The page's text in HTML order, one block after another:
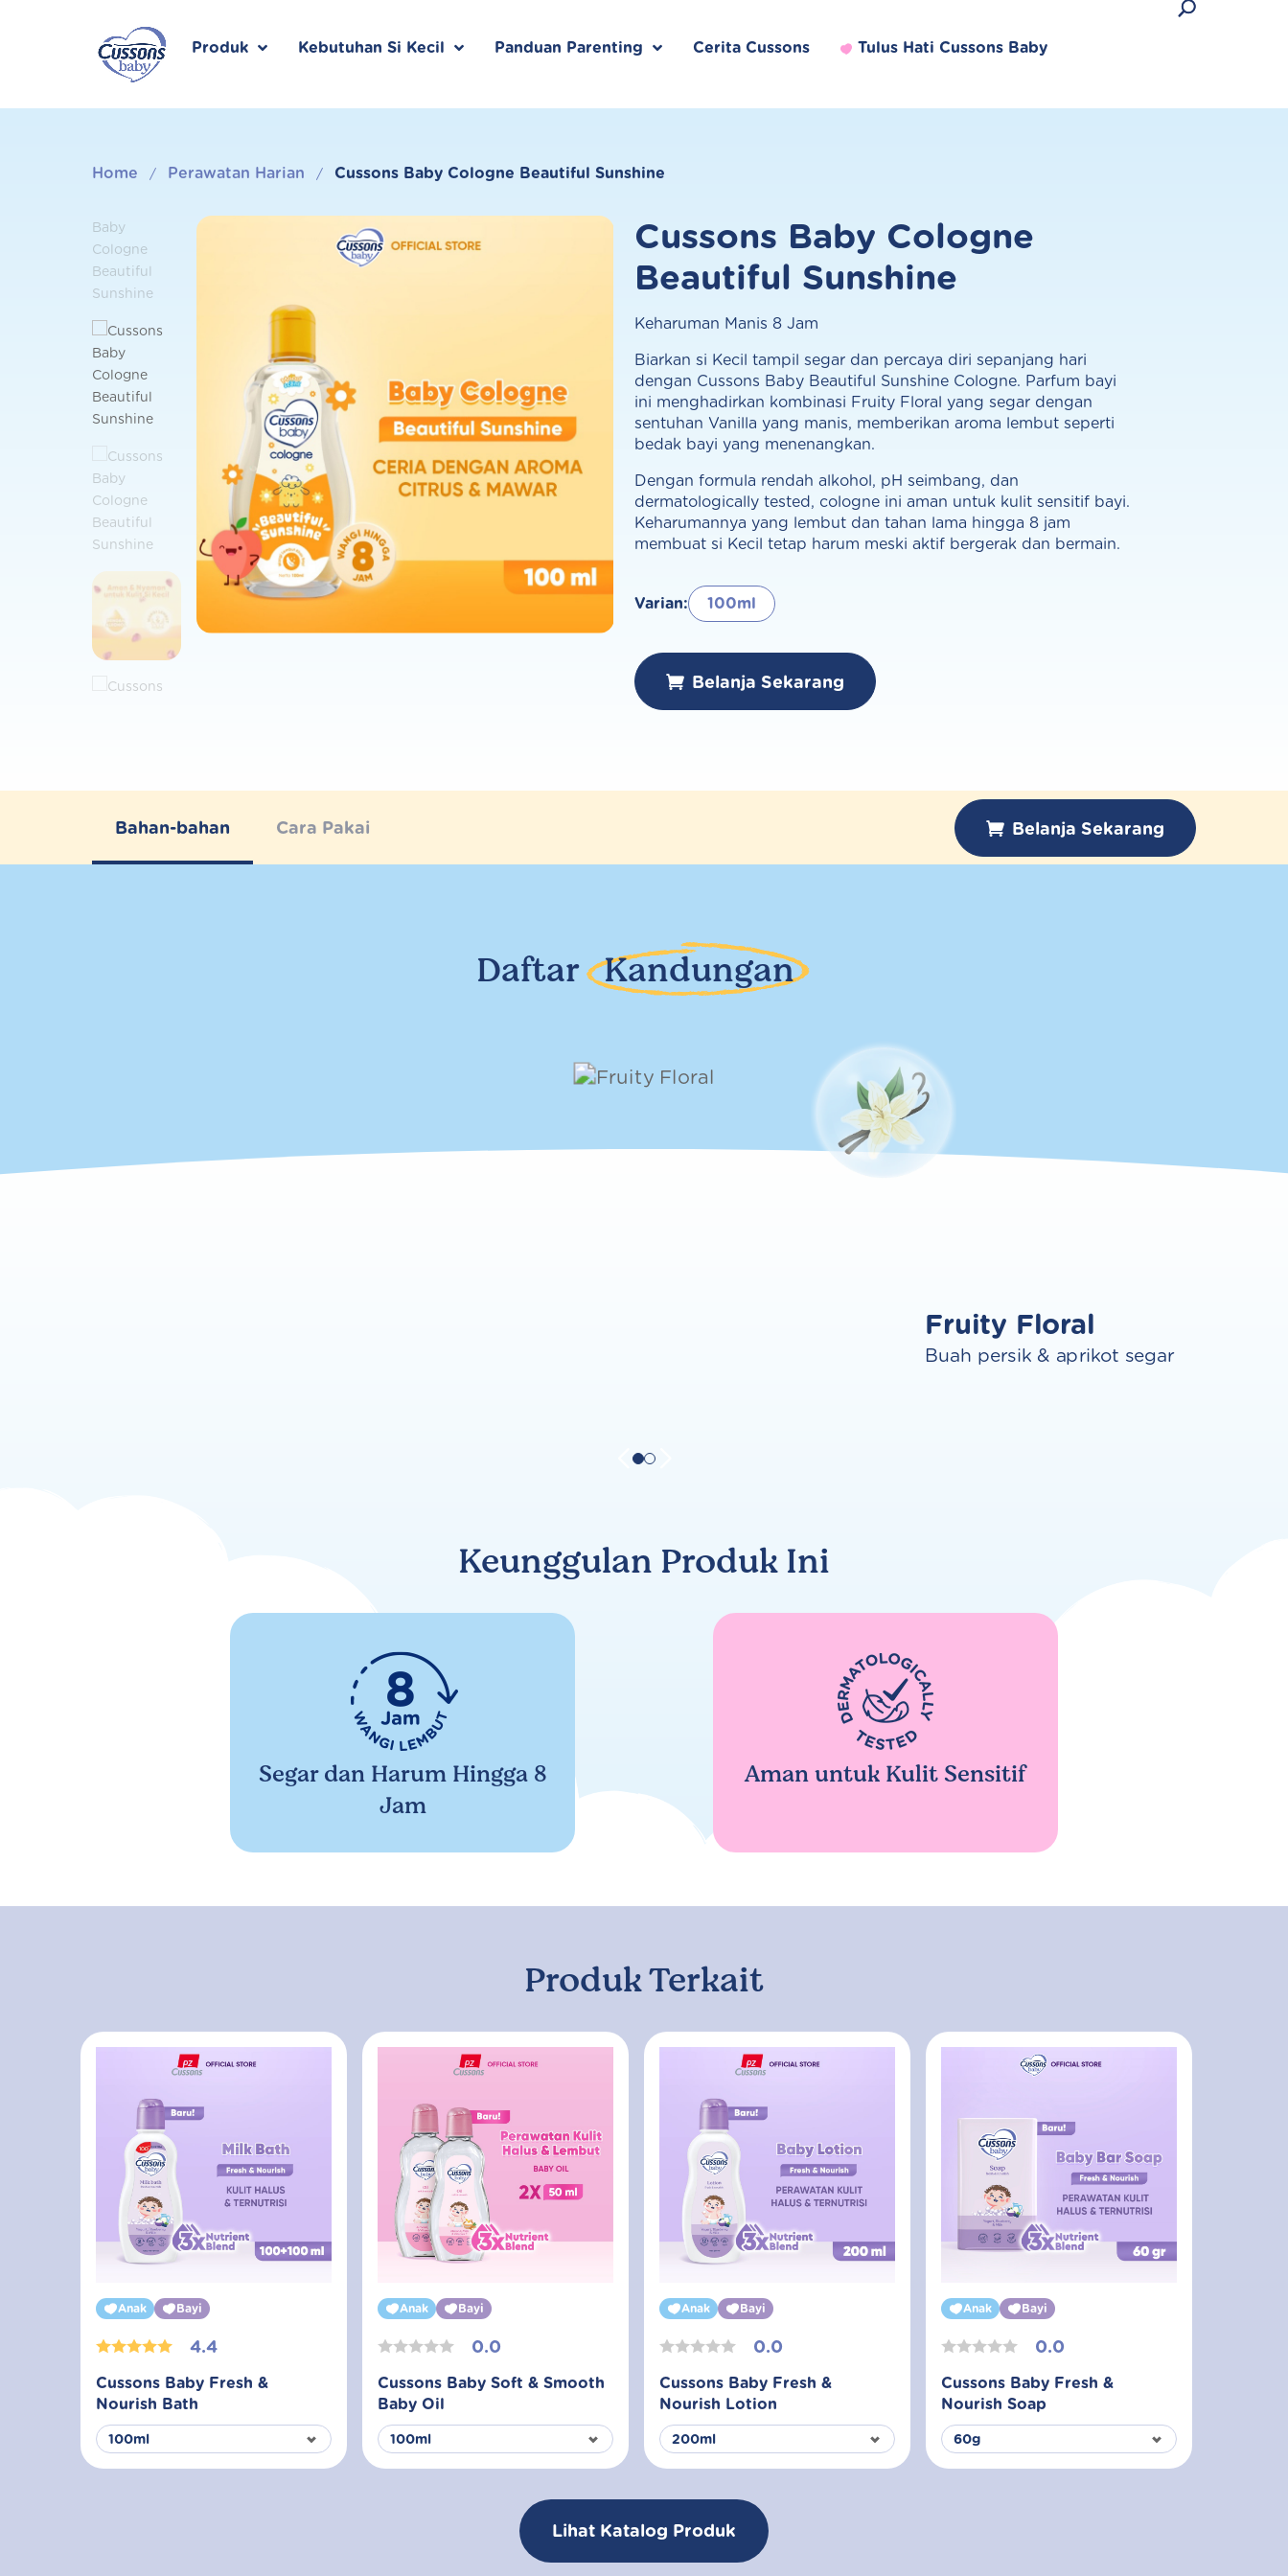
Produk
Produk Terlaris
Kebutuhan Si Kecil Panduan Parenting Cerita Cussons Tulus Hati Cussons Baby
Home / Perawatan Harian / Cussons Baby Cologne Beautiful Sunshine
Cussons Baby Cologne
Beautiful Sunshine
Keharuman Manis 8 Jam
Biarkan si Kecil tampil segar dan percaya diri sepanjang hari
dengan Cussons Baby Beautiful Sunshine Cologne. Parfum bayi
ini menghadirkan kombinasi Fruity Floral yang segar dengan
sentuhan Vanilla yang manis, memberikan aroma lembut seperti
bedak bayi yang menenangkan.
Dengan formula rendah alkohol, pH seimbang, dan
dermatologically tested, cologne ini aman untuk kulit sensitif bayi.
Keharumannya yang lembut dan tahan lama hingga 8 jam
membuat si Kecil tetap harum meski aktif bergerak dan bermain.
Varian: 100ml
Belanja Sekarang
Bahan-bahan Cara Pakai Belanja Sekarang
Daftar Kandungan
Fruity Floral
Buah persik & aprikot segar
Keunggulan Produk Ini
Segar dan Harum Hingga 8
Jam
Aman untuk Kulit Sensitif
Produk Terkait
Anak Bayi
4.4
Cussons Baby Fresh &
Nourish Bath
Anak Bayi
0.0
Cussons Baby Soft & Smooth
Baby Oil
Anak Bayi
0.0
Cussons Baby Fresh &
Nourish Lotion
Anak Bayi
0.0
Cussons Baby Fresh &
Nourish Soap
Lihat Katalog Produk